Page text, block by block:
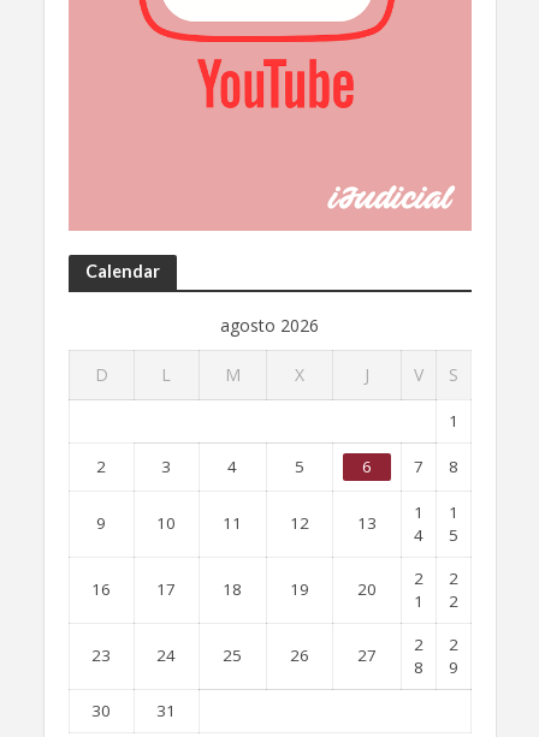
Calendar
agosto 2026
D L M X J V S
1
2 3 4 5 6 7 8
9 10 11 12 13
1
4
1
5
16 17 18 19 20
2
1
2
2
23 24 25 26 27
2
8
2
9
30
31